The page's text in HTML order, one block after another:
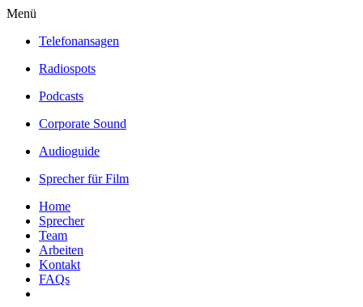
Menü
Telefonansagen
Radiospots
Podcasts
Corporate Sound
Audioguide
Sprecher für Film
Home
Sprecher
Team
Arbeiten
Kontakt
FAQs